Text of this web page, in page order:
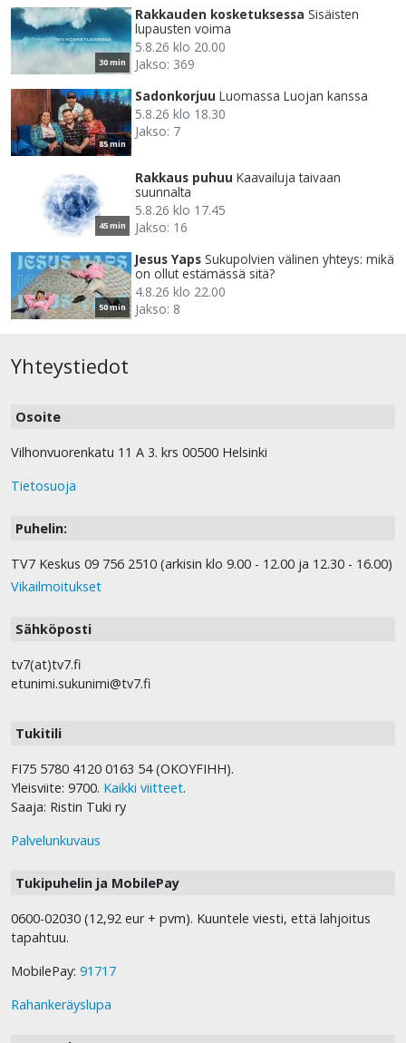
30 min
Rakkauden kosketuksessa Sisäisten
lupausten voima
5.8.26 klo 20.00
Jakso: 369
85 min
Sadonkorjuu Luomassa Luojan kanssa
5.8.26 klo 18.30
Jakso: 7
45 min
Rakkaus puhuu Kaavailuja taivaan
suunnalta
5.8.26 klo 17.45
Jakso: 16
50 min
Jesus Yaps Sukupolvien välinen yhteys: mikä
on ollut estämässä sitä?
4.8.26 klo 22.00
Jakso: 8
Yhteystiedot
Osoite
Vilhonvuorenkatu 11 A 3. krs 00500 Helsinki
Tietosuoja
Puhelin:
TV7 Keskus 09 756 2510 (arkisin klo 9.00 - 12.00 ja 12.30 - 16.00)
Vikailmoitukset
Sähköposti
tv7(at)tv7.fi
etunimi.sukunimi@tv7.fi
Tukitili
FI75 5780 4120 0163 54 (OKOYFIHH).
Yleisviite: 9700. Kaikki viitteet.
Saaja: Ristin Tuki ry
Palvelunkuvaus
Tukipuhelin ja MobilePay
0600-02030 (12,92 eur + pvm). Kuuntele viesti, että lahjoitus
tapahtuu.
MobilePay: 91717
Rahankeräyslupa